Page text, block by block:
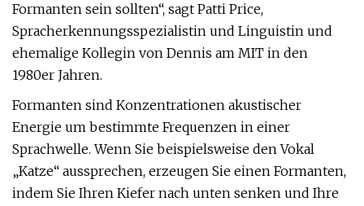
Formanten sein sollten“, sagt Patti Price,
Spracherkennungsspezialistin und Linguistin und
ehemalige Kollegin von Dennis am MIT in den
1980er Jahren.
Formanten sind Konzentrationen akustischer
Energie um bestimmte Frequenzen in einer
Sprachwelle. Wenn Sie beispielsweise den Vokal
„Katze“ aussprechen, erzeugen Sie einen Formanten,
indem Sie Ihren Kiefer nach unten senken und Ihre